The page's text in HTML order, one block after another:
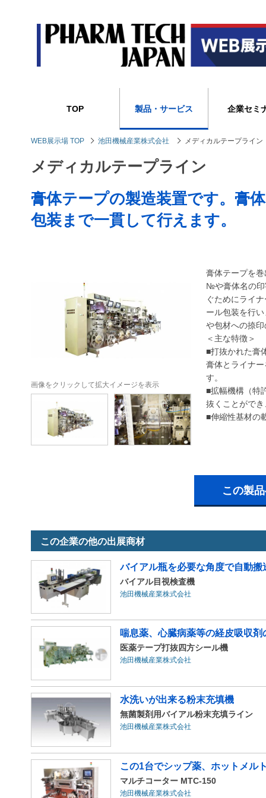
TOP 製品・サービス 企業セミ
WEB展示場 TOP 池田機械産業株式会社 メディカルテープライン
メディカルテープライン
膏体テープの製造装置です。膏
包装まで一貫して行えます。
画像をクリックして拡大イメージを表示
膏体テープを
№や膏体名の印
ぐためにライ
ール包装を行
や包材への捺
＜主な特徴＞
■打抜かれた膏
膏体とライナ
す。
■拡幅機構（特
抜くことがで
■伸縮性基材の
この製
この企業の他の出展商材
バイアル瓶を必要な角
バイアル目視検査機
池田機械産業株式会社
喘息薬、心臓病薬等の経皮吸収剤
医薬テープ打抜四方シール機
池田機械産業株式会社
水洗いが出来る粉末充填機
無菌製剤用バイアル粉末充填ライン
池田機械産業株式会社
この1台でシップ薬、ホットメル
マルチコーター MTC-150
池田機械産業株式会社